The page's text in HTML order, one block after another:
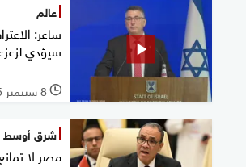
عالم
ساعر:
سيؤدي
l 8 سبتمبر 2025
شرق أوسط
مصر لا